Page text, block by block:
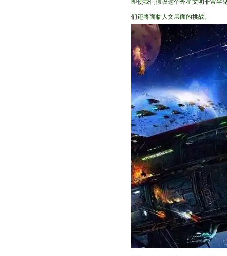
即使我们假设这个外星文明非常罕
们还将面临人文层面的挑战。